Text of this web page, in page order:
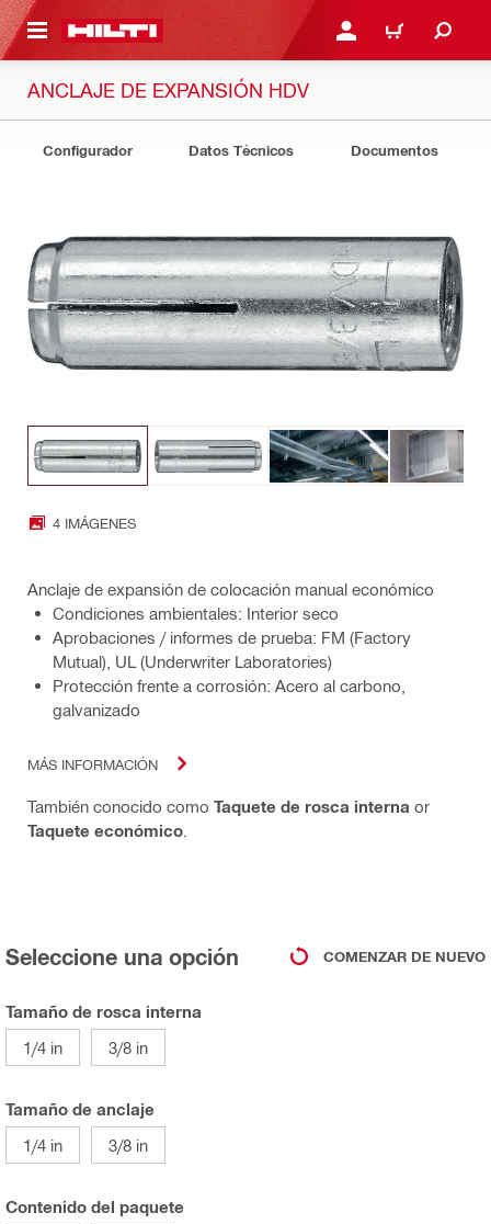
PRINCIPAL INICIE SESIÓN O
CARRITO
ANCLAJE DE EXPANSIÓN HDV
Configurador Datos Técnicos Documentos
4 IMÁGENES
Anclaje de expansión de colocación manual económico
Condiciones ambientales: Interior seco
Aprobaciones / informes de prueba: FM (Factory
Mutual), UL (Underwriter Laboratories)
Protección frente a corrosión: Acero al carbono,
galvanizado
MÁS INFORMACIÓN
También conocido como Taquete de rosca interna or
Taquete económico
Seleccione una opción COMENZAR DE NUEVO
Tamaño de rosca interna
1/4 in
3/8 in
Tamaño de anclaje
1/4 in
3/8 in
Contenido del paquete